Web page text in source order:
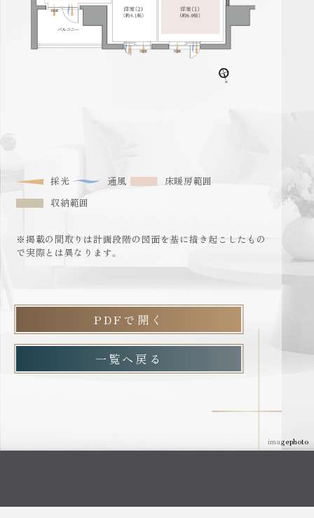
imagephoto
採光 通風
床暖房範囲
収納範囲
※掲載の間取りは計画段階の図面を基に描き起こしたもの
で実際とは異なります。
PDFで開く
一覧へ戻る